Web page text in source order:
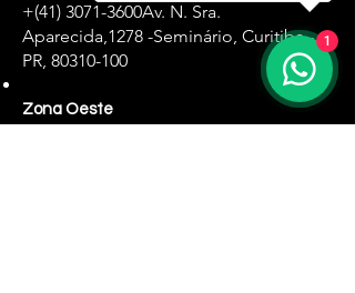
+(41) 3071-3600Av. N. Sra.
Aparecida,1278 -Seminário, Curitiba -
PR, 80310-100
Zona Oeste
1